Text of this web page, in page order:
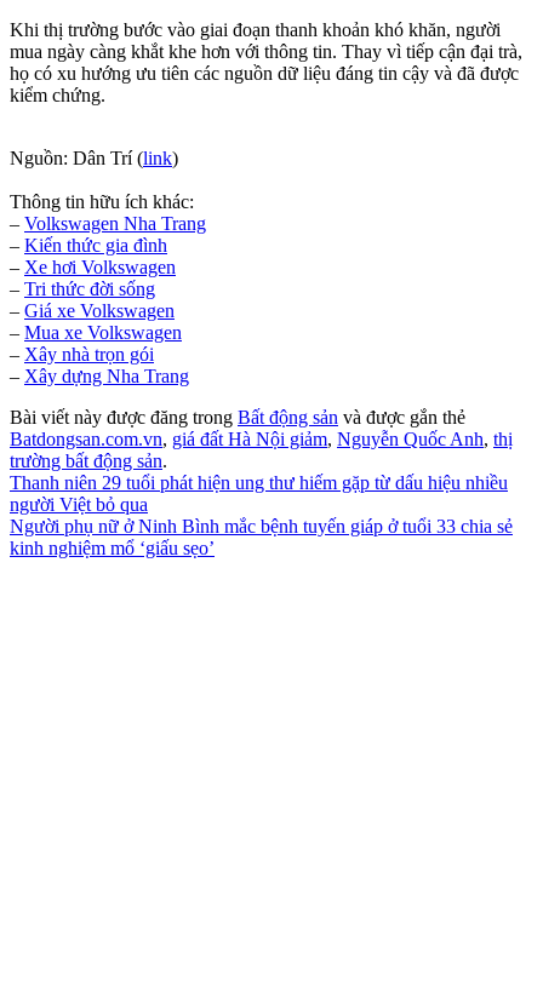
Khi thị trường bước vào giai đoạn thanh khoản khó khăn, người
mua ngày càng khắt khe hơn với thông tin. Thay vì tiếp cận đại trà,
họ có xu hướng ưu tiên các nguồn dữ liệu đáng tin cậy và đã được
kiểm chứng.
Nguồn: Dân Trí (link)
Thông tin hữu ích khác:
– Volkswagen Nha Trang
– Kiến thức gia đình
– Xe hơi Volkswagen
– Tri thức đời sống
– Giá xe Volkswagen
– Mua xe Volkswagen
– Xây nhà trọn gói
– Xây dựng Nha Trang
Bài viết này được đăng trong Bất động sản và được gắn thẻ
Batdongsan.com.vn, giá đất Hà Nội giảm, Nguyễn Quốc Anh, thị
trường bất động sản.
Thanh niên 29 tuổi phát hiện ung thư hiếm gặp từ dấu hiệu nhiều
người Việt bỏ qua
Người phụ nữ ở Ninh Bình mắc bệnh tuyến giáp ở tuổi 33 chia sẻ
kinh nghiệm mổ ‘giấu sẹo’